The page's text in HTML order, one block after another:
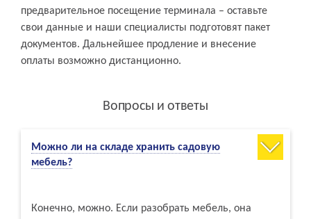
предварительное посещение терминала – оставьте
свои данные и наши специалисты подготовят пакет
документов. Дальнейшее продление и внесение
оплаты возможно дистанционно.
Вопросы и ответы
Можно ли на складе хранить садовую
мебель?
Конечно, можно. Если разобрать мебель, она